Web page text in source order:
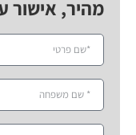
מהיר, אישור